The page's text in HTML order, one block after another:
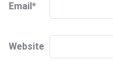
Email *
Website